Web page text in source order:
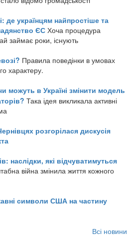
де українцям найпростіше та
ЄС Хоча процедура
займає роки, існують
Правила поведінки в умовах
характеру.
можуть в Україні змінити модель
Така ідея викликала активні
розгорілася дискусія
наслідки, які відчуватимуться
війна змінила життя кожного
символи США на частину
Всі новини